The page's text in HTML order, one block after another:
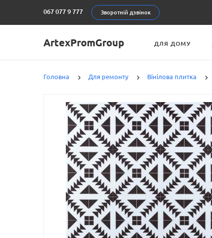
067 077 9 777 Зворотній дзвінок
ArtexPromGroup ДЛЯ ДОМУ
Головна Для ремонту Вінілова плитка